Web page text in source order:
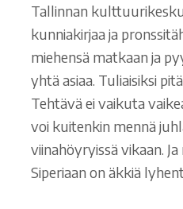
Tallinnan
kunniakirjaa ja
miehensä matkaan ja
yhtä asiaa. Tuliaisiksi
Tehtävä ei vaikuta
voi kuitenkin mennä
viinahöyryissä vikaan.
Siperiaan on äkkiä